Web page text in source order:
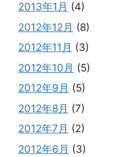
2013年1月 (4)
2012年12月 (8)
2012年11月 (3)
2012年10月 (5)
2012年9月 (5)
2012年8月 (7)
2012年7月 (2)
2012年6月 (3)